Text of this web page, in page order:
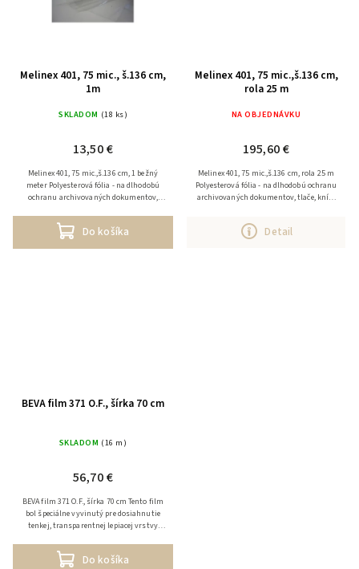
Melinex 401, 75 mic., š.136 cm,
1m
SKLADOM (18 ks)
13,50 €
Do košíka
Melinex 401, 75 mic.,š.136 cm, 1 bežný
meter Polyesterová fólia - na dlhodobú
ochranu archivovaných dokumentov,
vystavovaní. Veľmi...
Melinex 401, 75 mic.,š.136 cm,
rola 25 m
NA OBJEDNÁVKU
195,60 €
Detail
Melinex 401, 75 mic.,š.136 cm, rola 25 m
Polyesterová fólia - na dlhodobú ochranu
archivovaných dokumentov, tlače, kníh,
vystavovaní. Veľmi...
BEVA film 371 O.F., šírka 70 cm
SKLADOM (16 m)
56,70 €
Do košíka
BEVA film 371 O.F., šírka 70 cm Tento film
bol špeciálne vyvinutý pre dosiahnutie
tenkej, transparentnej lepiacej vrstvy